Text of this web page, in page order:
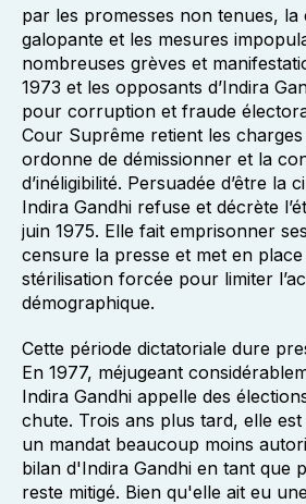
par les promesses non tenues,
galopante et les mesures
nombreuses grèves et
1973 et les opposants d’Indira
pour corruption et fraude
Cour Suprême retient les
ordonne de démissionner et la
d’inéligibilité. Persuadée d’être la
Indira Gandhi refuse et décrète
juin 1975. Elle fait emprisonner
censure la presse et met en
stérilisation forcée pour limiter
démographique.
Cette période dictatoriale dure
En 1977, méjugeant
Indira Gandhi appelle des
chute. Trois ans plus tard, elle
un mandat beaucoup moins
bilan d'Indira Gandhi en tant que
reste mitigé. Bien qu'elle ait eu